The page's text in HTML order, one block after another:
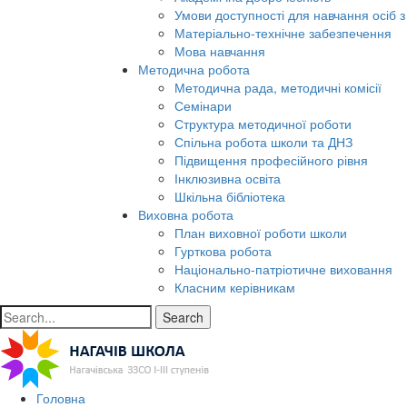
Умови доступності для навчання осіб
Матеріально-технічне забезпечення
Мова навчання
Методична робота
Методична рада, методичні комісії
Семінари
Структура методичної роботи
Спільна робота школи та ДНЗ
Підвищення професійного рівня
Інклюзивна освіта
Шкільна бібліотека
Виховна робота
План виховної роботи школи
Гурткова робота
Національно-патріотичне виховання
Класним керівникам
Search
Головна